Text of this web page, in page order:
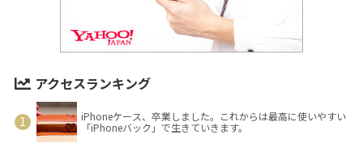
アクセスランキング
iPhoneケース、卒業しました。これからは最高に使いやすい
「iPhoneバック」で生きていきます。